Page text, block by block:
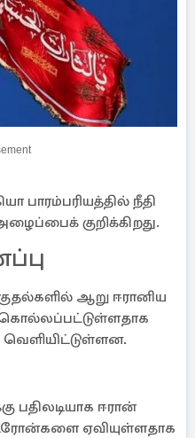
பாரம்பரியத்தில் நீதி
குறிக்கிறது.
ஆறு ஈரானிய
பதிலடியாக ஈரான்
ஏவியுள்ளதாக